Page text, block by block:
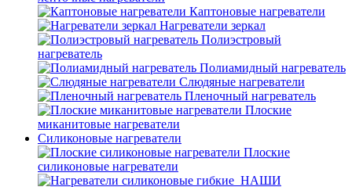
Каптоновые нагреватели
Нагреватели зеркал
Полиэстровый
нагреватель
Полиамидный нагреватель
Слюдяные нагреватели
Пленочный нагреватель
Плоские
миканитовые нагреватели
Силиконовые нагреватели
Плоские
силиконовые нагреватели